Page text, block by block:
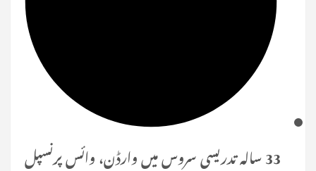
33 سالہ تدریسی سروس میں وارڈن، وائس پرنسپل